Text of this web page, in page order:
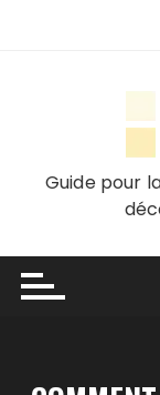
Guide pour